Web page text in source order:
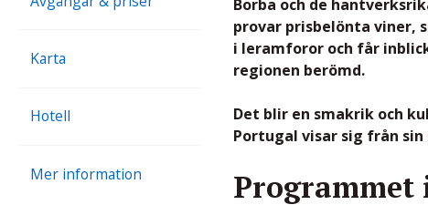
Karta
Hotell
Mer information
Borba och de
provar prisbelönta viner,
i leramforor och får
regionen berömd.
Det blir en smakrik och
Portugal visar sig från